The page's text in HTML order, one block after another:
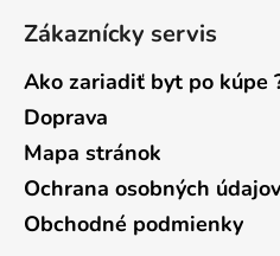
Zákaznícky servis
Ako zariadiť byt po kúpe
Doprava
Mapa stránok
Ochrana osobných údajov
Obchodné podmienky